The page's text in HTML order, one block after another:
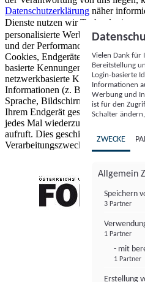
Datenschutzerklärung näher
Dienste nutzen wir Technologien
personalisierte Werbung und
und der Performance von Inhalten
Cookies, Endgeräte- oder
basierte Kennungen, zufällig
netzwerkbasierte Kennungen)
Informationen (z. B. Browsertyp
Sprache, Bildschirmgröße,
Ihrem Endgerät gespeichert oder
jedes Mal wiederzuerkennen, wenn
aufruft. Dies geschieht für einen
Verarbeitungszwecke.
Vielen Dank für
Bereitstellung
Login-basierte
Informationen
Werbung und
ist für den
Schalter
ZWECKE
Allgemein
Speichern
3 Partner
1 Partner
- mit
1 Partner
Erstellung
FONDS professionell